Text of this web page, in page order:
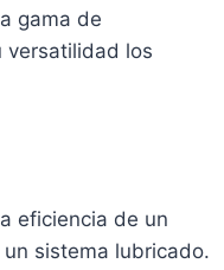
gama de
versatilidad los
eficiencia de un
sistema lubricado.